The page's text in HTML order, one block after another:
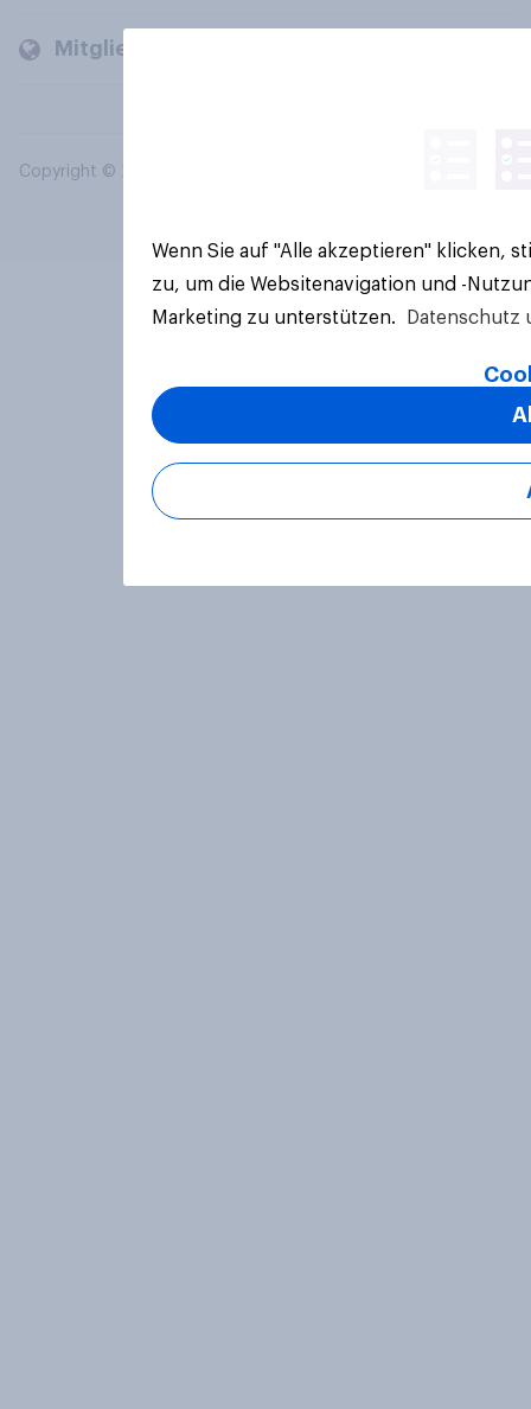
Mitglieder und Kunden
Copyright © 2026 YouGov PLC. Alle Rechte vorbehalten.
Wenn Sie auf "Alle akzeptieren" klicken,
zu, um die Websitenavigation und -
Marketing zu unterstützen.
Datenschutz